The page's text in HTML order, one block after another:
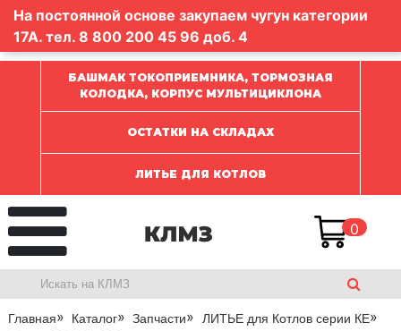
На постоянной основе закупаем чугун категории
17А. тел. 8 800 200 45 96 доб. 4
БАШМАК ТОКОПРИЕМНИКА, ТОРМОЗНАЯ
КОЛОДКА, КОРПУС МУЛЬТИЦИКЛОНА
ОСТАТКИ НА СКЛАДАХ
ЛИТЬЕ ДЛЯ КОТЛОВ
0
Главная Каталог Запчасти
ЛИТЬЕ для Котлов серии КЕ